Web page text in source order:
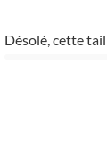
Désolé, cette